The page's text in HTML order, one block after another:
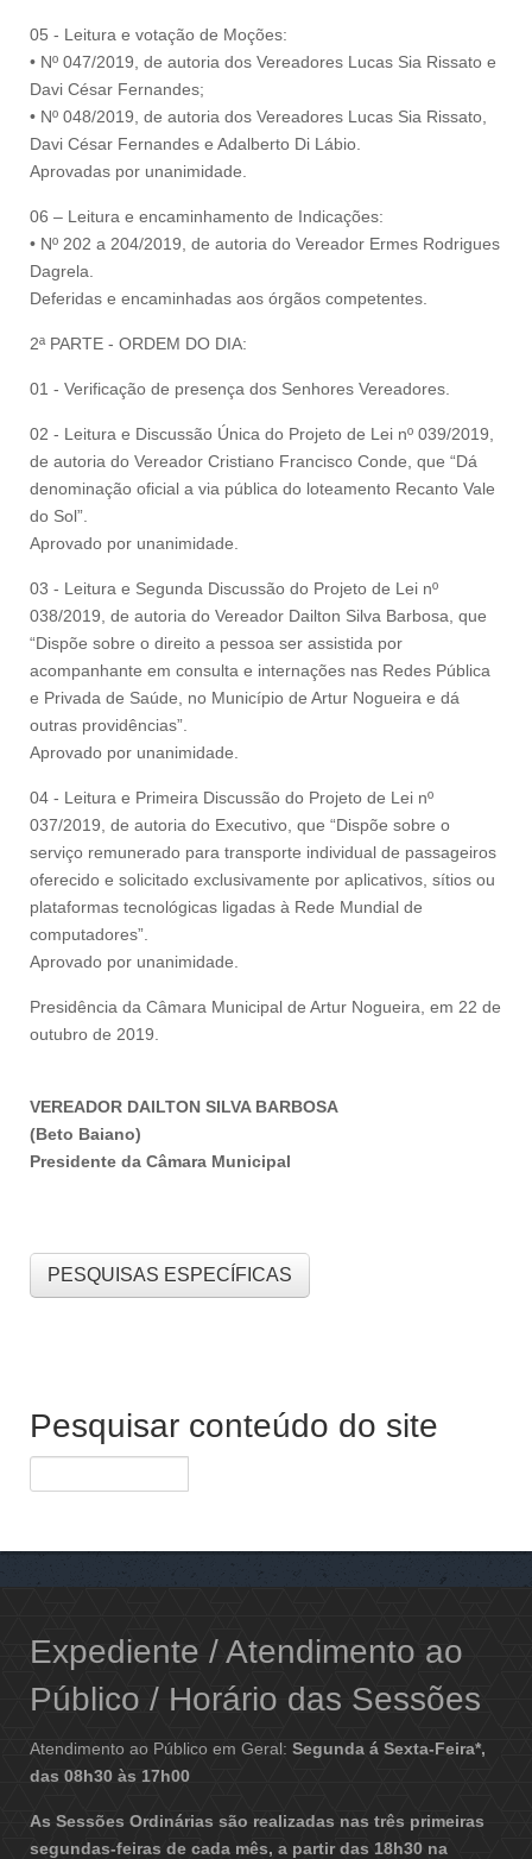
05 - Leitura e votação de Moções:
• Nº 047/2019, de autoria dos Vereadores Lucas Sia Rissato e
Davi César Fernandes;
• Nº 048/2019, de autoria dos Vereadores Lucas Sia Rissato,
Davi César Fernandes e Adalberto Di Lábio.
Aprovadas por unanimidade.
06 – Leitura e encaminhamento de Indicações:
• Nº 202 a 204/2019, de autoria do Vereador Ermes Rodrigues
Dagrela.
Deferidas e encaminhadas aos órgãos competentes.
2ª PARTE - ORDEM DO DIA:
01 - Verificação de presença dos Senhores Vereadores.
02 - Leitura e Discussão Única do Projeto de Lei nº 039/2019,
de autoria do Vereador Cristiano Francisco Conde, que “Dá
denominação oficial a via pública do loteamento Recanto Vale
do Sol”.
Aprovado por unanimidade.
03 - Leitura e Segunda Discussão do Projeto de Lei nº
038/2019, de autoria do Vereador Dailton Silva Barbosa, que
“Dispõe sobre o direito a pessoa ser assistida por
acompanhante em consulta e internações nas Redes Pública
e Privada de Saúde, no Município de Artur Nogueira e dá
outras providências”.
Aprovado por unanimidade.
04 - Leitura e Primeira Discussão do Projeto de Lei nº
037/2019, de autoria do Executivo, que “Dispõe sobre o
serviço remunerado para transporte individual de passageiros
oferecido e solicitado exclusivamente por aplicativos, sítios ou
plataformas tecnológicas ligadas à Rede Mundial de
computadores”.
Aprovado por unanimidade.
Presidência da Câmara Municipal de Artur Nogueira, em 22 de
outubro de 2019.
VEREADOR DAILTON SILVA BARBOSA
(Beto Baiano)
Presidente da Câmara Municipal
PESQUISAS ESPECÍFICAS
Pesquisar conteúdo do site
Expediente / Atendimento ao
Público / Horário das Sessões
Atendimento ao Público em Geral: Segunda á Sexta-Feira*,
das 08h30 às 17h00
As Sessões Ordinárias são realizadas nas três primeiras
segundas-feiras de cada mês, a partir das 18h30 na